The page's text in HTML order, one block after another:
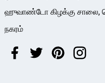
ஹுவாண்டோ கிழக்கு சாலை,
நகரம்